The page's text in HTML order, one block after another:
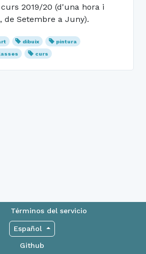
2019/20 (d'una hora i
de Setembre a Juny).
dibuix
pintura
curs
Términos del servicio
Español
Github